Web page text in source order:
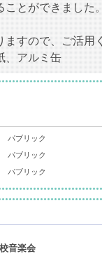
とができました。
すので、ご活用
アルミ缶
パブリック
パブリック
パブリック
音楽会